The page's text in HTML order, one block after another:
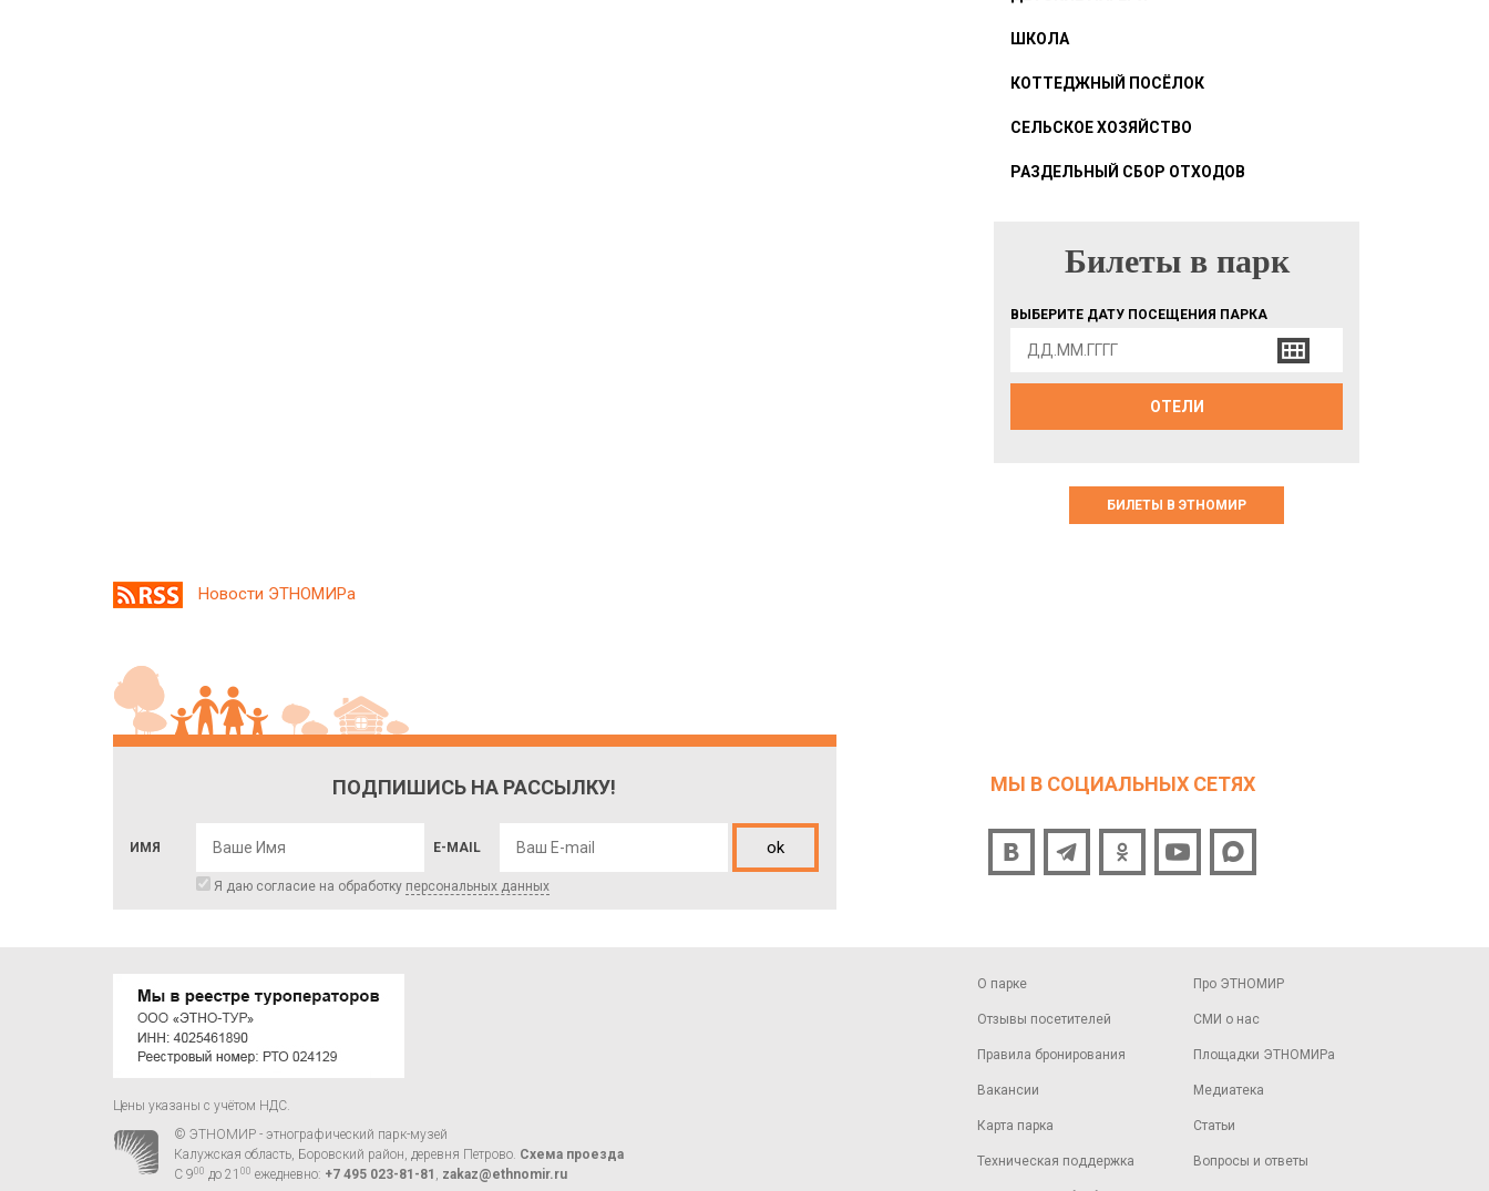
ШКОЛА
КОТТЕДЖНЫЙ ПОСЁЛОК
СЕЛЬСКОЕ ХОЗЯЙСТВО
РАЗДЕЛЬНЫЙ СБОР ОТХОДОВ
БИЛЕТЫ В ПАРК
Билеты в парк
ВЫБЕРИТЕ ДАТУ ПОСЕЩЕНИЯ ПАРКА
ОТЕЛИ
БИЛЕТЫ В ЭТНОМИР
Новости ЭТНОМИРа
ПОДПИШИСЬ НА РАССЫЛКУ!
ИМЯ E-MAIL ok
Я даю согласие на обработку персональных данных
МЫ В СОЦИАЛЬНЫХ СЕТЯХ
О парке
Отзывы посетителей
Правила бронирования
Вакансии
Карта парка
Техническая поддержка
Про ЭТНОМИР
СМИ о нас
Площадки ЭТНОМИРа
Медиатека
Статьи
Вопросы и ответы
Цены указаны с учётом НДС.
© ЭТНОМИР - этнографический парк-музей
Калужская область, Боровский район, деревня Петрово. Схема проезда
С 900 до 21 00 ежедневно: +7 495 023-81-81 , zakaz@ethnomir.ru